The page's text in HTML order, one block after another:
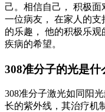
己。相信自己， 积极
一位病友， 在家人的
的乐趣， 他的积极乐
疾病的希望。
308准分子的光是什
308准分子激光如同阳
长的紫外线，其治疗机